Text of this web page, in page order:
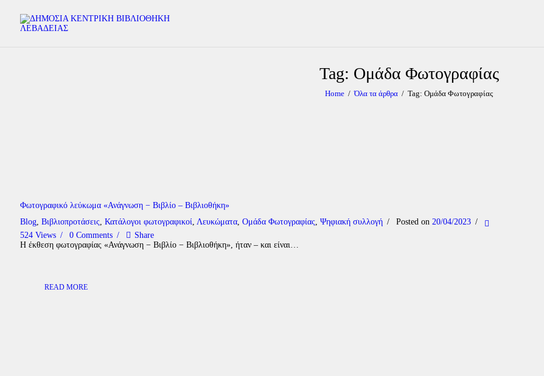
Tag: Ομάδα Φωτογραφίας
Home Όλα τα άρθρα Tag: Ομάδα Φωτογραφίας
Φωτογραφικό λεύκωμα «Ανάγνωση − Βιβλίο – Βιβλιοθήκη»
Blog, Βιβλιοπροτάσεις, Κατάλογοι φωτογραφικοί, Λευκώματα, Ομάδα Φωτογραφίας, Ψηφιακή συλλογή Posted on 20/04/2023
524 Views 0 Comments
Share
Η έκθεση φωτογραφίας «Ανάγνωση − Βιβλίο − Βιβλιοθήκη», ήταν – και είναι…
READ MORE